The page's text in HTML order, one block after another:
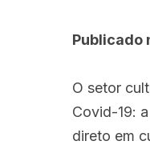
Publicado
O setor
Covid-19:
direto em